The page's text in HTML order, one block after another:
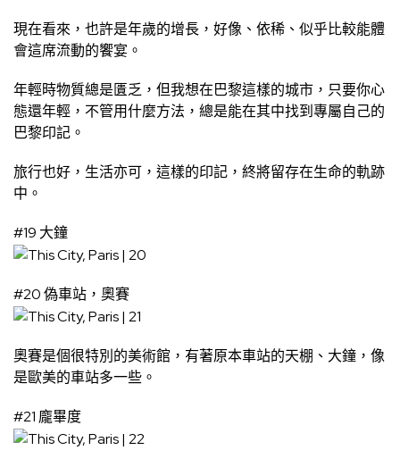
現在看來，也許是年歲的增長，好像、依稀、似乎比較能體
會這席流動的饗宴。
年輕時物質總是匱乏，但我想在巴黎這樣的城市，只要你心
態還年輕，不管用什麼方法，總是能在其中找到專屬自己的
巴黎印記。
旅行也好，生活亦可，這樣的印記，終將留存在生命的軌跡
中。
#19 大鐘
#20 偽車站，奧賽
奧賽是個很特別的美術館，有著原本車站的天棚、大鐘，像
是歐美的車站多一些。
#21 龐畢度